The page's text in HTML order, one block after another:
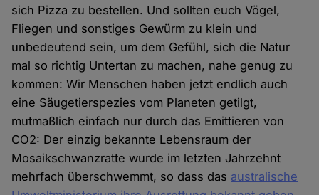
sich Pizza zu bestellen. Und sollten euch Vögel,
Fliegen und sonstiges Gewürm zu klein und
unbedeutend sein, um dem Gefühl, sich die Natur
mal so richtig Untertan zu machen, nahe genug zu
kommen: Wir Menschen haben jetzt endlich auch
eine Säugetierspezies vom Planeten getilgt,
mutmaßlich einfach nur durch das Emittieren von
CO2: Der einzig bekannte Lebensraum der
Mosaikschwanzratte wurde im letzten Jahrzehnt
mehrfach überschwemmt, so dass das australische